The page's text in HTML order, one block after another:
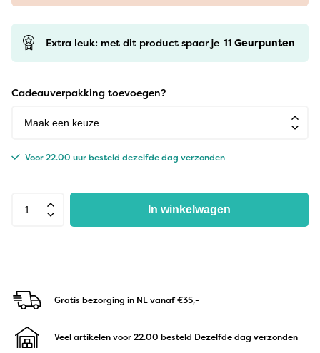
Extra leuk: met dit product spaar je 11 Geurpunten
Cadeauverpakking toevoegen?
Voor 22.00 uur besteld dezelfde dag verzonden
In winkelwagen
Gratis bezorging in NLvanaf €35,-
Veel artikelen voor 22.00 besteld Dezelfde dag verzonden